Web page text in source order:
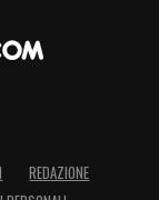
REDAZIONE